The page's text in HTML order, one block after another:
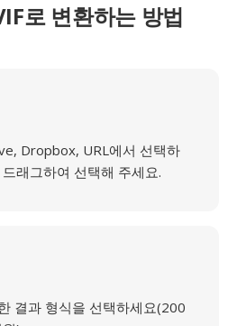
로 변환하는 방법
Dropbox, URL에서 선택하
래그하여 선택해 주세요.
결과 형식을 선택하세요(200